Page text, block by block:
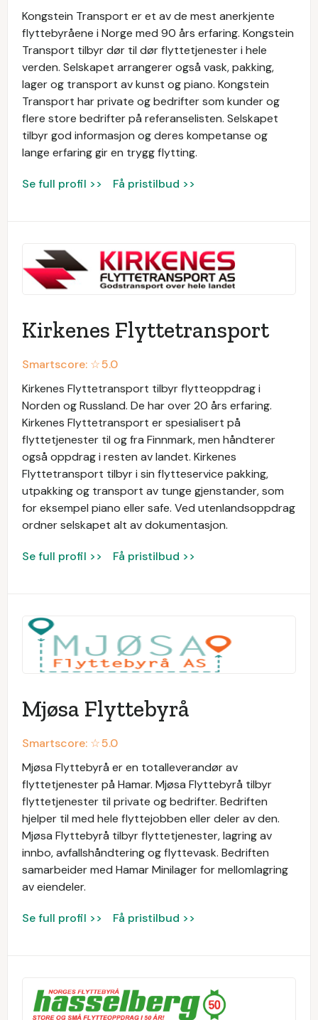
Kongstein Transport er et av de mest anerkjente
flyttebyråene i Norge med 90 års erfaring. Kongstein
Transport tilbyr dør til dør flyttetjenester i hele
verden. Selskapet arrangerer også vask, pakking,
lager og transport av kunst og piano. Kongstein
Transport har private og bedrifter som kunder og
flere store bedrifter på referanselisten. Selskapet
tilbyr god informasjon og deres kompetanse og
lange erfaring gir en trygg flytting.
Se full profil >> Få pristilbud >>
Kirkenes Flyttetransport
Smartscore: ☆5.0
Kirkenes Flyttetransport tilbyr flytteoppdrag i
Norden og Russland. De har over 20 års erfaring.
Kirkenes Flyttetransport er spesialisert på
flyttetjenester til og fra Finnmark, men håndterer
også oppdrag i resten av landet. Kirkenes
Flyttetransport tilbyr i sin flytteservice pakking,
utpakking og transport av tunge gjenstander, som
for eksempel piano eller safe. Ved utenlandsoppdrag
ordner selskapet alt av dokumentasjon.
Se full profil >> Få pristilbud >>
Mjøsa Flyttebyrå
Smartscore: ☆5.0
Mjøsa Flyttebyrå er en totalleverandør av
flyttetjenester på Hamar. Mjøsa Flyttebyrå tilbyr
flyttetjenester til private og bedrifter. Bedriften
hjelper til med hele flyttejobben eller deler av den.
Mjøsa Flyttebyrå tilbyr flyttetjenester, lagring av
innbo, avfallshåndtering og flyttevask. Bedriften
samarbeider med Hamar Minilager for mellomlagring
av eiendeler.
Se full profil >> Få pristilbud >>